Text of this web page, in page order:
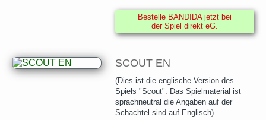
Bestelle BANDIDA jetzt bei
der Spiel direkt eG.
SCOUT EN
(Dies ist die englische Version des
Spiels "Scout": Das Spielmaterial ist
sprachneutral die Angaben auf der
Schachtel sind auf Englisch)